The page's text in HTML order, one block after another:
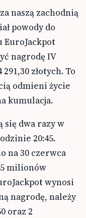
naszą zachodnią
powody do
EuroJackpot
nagrodę IV
złotych. To
odmieni życie
kumulacja.
się dwa razy w
20:45.
na 30 czerwca
milionów
wynosi
nagrodę, należy
oraz 2